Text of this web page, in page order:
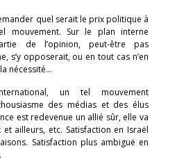
quel serait le prix politique à
mouvement. Sur le plan interne
de l’opinion, peut-être pas
s’y opposerait, ou en tout cas n’en
nécessité…
un tel mouvement
des médias et des élus
est redevenue un allié sûr, elle va
ailleurs, etc. Satisfaction en Israël
Satisfaction plus ambiguë en